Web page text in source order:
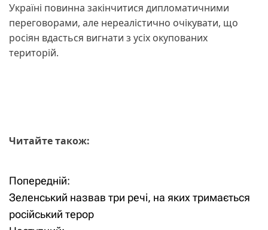
Україні повинна закінчитися дипломатичними
переговорами, але нереалістично очікувати, що
росіян вдасться вигнати з усіх окупованих
територій.
Читайте також:
Н
а
Попередній:
Зеленський назвав три речі, на яких тримається
російський терор